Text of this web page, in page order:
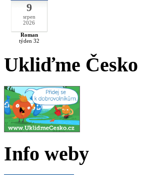
9
srpen
2026
Roman
týden 32
Ukliďme Česko
Info weby